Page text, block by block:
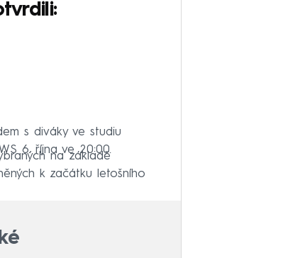
s diváky ve studiu
6. října ve 20:00.
na základě
k začátku letošního